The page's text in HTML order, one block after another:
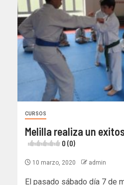
CURSOS
Melilla realiza un
0 (0)
10 marzo, 2020 admin
El pasado sábado día 7 de